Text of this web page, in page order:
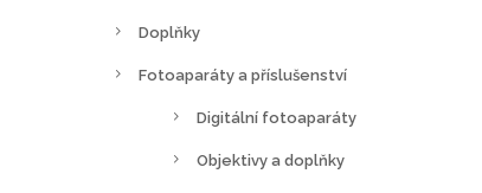
Doplňky
Fotoaparáty a příslušenství
Digitální fotoaparáty
Objektivy a doplňky